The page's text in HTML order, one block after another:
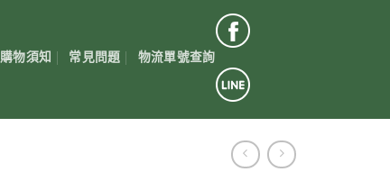
購物須知 常見問題 物流單號查詢